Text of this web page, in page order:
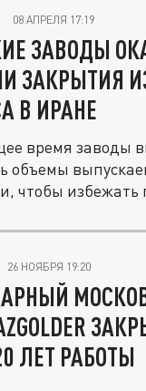
08 АПРЕЛЯ 17:19
ЗАВОДЫ
ЗАКРЫТИЯ
В ИРАНЕ
время заводы
объемы
чтобы избежать
26 НОЯБРЯ 19:20
ЛЕТ РАБОТЫ